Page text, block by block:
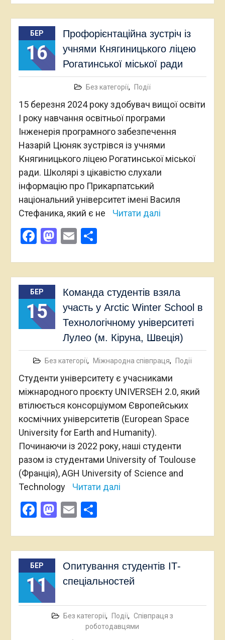
БЕР
16
Профорієнтаційна зустріч із
учнями Княгиницького ліцею
Рогатинської міської ради
Без категорії, Події
15 березня 2024 року здобувач вищої освіти
І року навчання освітньої програми
Інженерія програмного забезпечення
Назарій Цюняк зустрівся із учнями
Княгиницького ліцею Рогатинської міської
ради. Школярі з цікавістю слухали
інформацію про Прикарпатський
національний університет імені Василя
Стефаника, який є не
Читати далі
Facebook
Mastodon
EmailПоділитися
БЕР
15
Команда студентів взяла
участь у Arctic Winter School в
Технологічному університеті
Лулео (м. Кіруна, Швеція)
Без категорії, Міжнародна співпраця, Події
Студенти університету є учасниками
міжнародного проєкту UNIVERSEH 2.0, який
втілюється консорціумом Європейських
космічних університетів (European Space
University for Earth and Humanity).
Починаючи із 2022 року, наші студенти
разом із студентами University of Toulouse
(Франція), AGH University of Science and
Technology
Читати далі
Facebook
Mastodon
EmailПоділитися
БЕР
11
Опитування студентів ІТ-
спеціальностей
Без категорії, Події, Співпраця з
роботодавцями